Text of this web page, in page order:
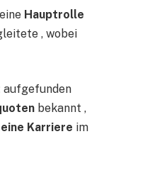
Hauptrolle
, wobei
aufgefunden
bekannt ,
Karriere im